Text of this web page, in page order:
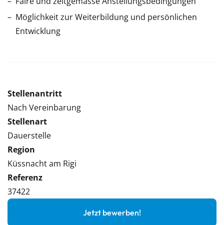
Möglichkeit zur Weiterbildung und persönlichen
Entwicklung
Stellenantritt
Nach Vereinbarung
Stellenart
Dauerstelle
Region
Küssnacht am Rigi
Referenz
37422
Jetzt bewerben!